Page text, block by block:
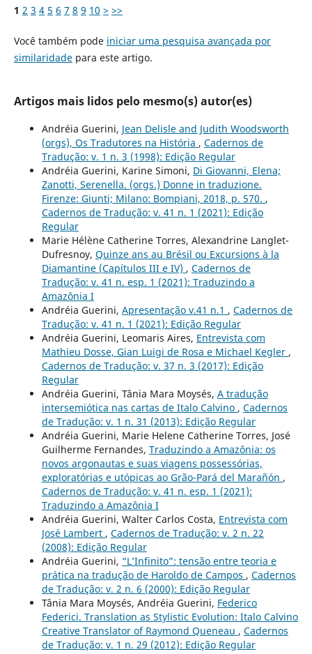
1 2 3 4 5 6 7 8 9 10 > >>
Você também pode iniciar uma pesquisa avançada por
similaridadepara este artigo.
Artigos mais lidos pelo mesmo(s) autor(es)
Andréia Guerini, Jean Delisle and Judith Woodsworth
(orgs), Os Tradutores na História , Cadernos de
Tradução: v. 1 n. 3 (1998): Edição Regular
Andréia Guerini, Karine Simoni, Di Giovanni, Elena;
Zanotti, Serenella. (orgs.) Donne in traduzione.
Firenze: Giunti; Milano: Bompiani, 2018, p. 570. ,
Cadernos de Tradução: v. 41 n. 1 (2021): Edição
Regular
Marie Hélène Catherine Torres, Alexandrine Langlet-
Dufresnoy, Quinze ans au Brésil ou Excursions à la
Diamantine (Capítulos III e IV) , Cadernos de
Tradução: v. 41 n. esp. 1 (2021): Traduzindo a
Amazônia I
Andréia Guerini, Apresentação v.41 n.1 , Cadernos de
Tradução: v. 41 n. 1 (2021): Edição Regular
Andréia Guerini, Leomaris Aires, Entrevista com
Mathieu Dosse, Gian Luigi de Rosa e Michael Kegler ,
Cadernos de Tradução: v. 37 n. 3 (2017): Edição
Regular
Andréia Guerini, Tânia Mara Moysés, A tradução
intersemiótica nas cartas de Italo Calvino , Cadernos
de Tradução: v. 1 n. 31 (2013): Edição Regular
Andréia Guerini, Marie Helene Catherine Torres, José
Guilherme Fernandes, Traduzindo a Amazônia: os
novos argonautas e suas viagens possessórias,
exploratórias e utópicas ao Grão-Pará del Marañón ,
Cadernos de Tradução: v. 41 n. esp. 1 (2021):
Traduzindo a Amazônia I
Andréia Guerini, Walter Carlos Costa, Entrevista com
José Lambert , Cadernos de Tradução: v. 2 n. 22
(2008): Edição Regular
Andréia Guerini, “L’Infinito”: tensão entre teoria e
prática na tradução de Haroldo de Campos , Cadernos
de Tradução: v. 2 n. 6 (2000): Edição Regular
Tânia Mara Moysés, Andréia Guerini, Federico
Federici. Translation as Stylistic Evolution: Italo Calvino
Creative Translator of Raymond Queneau , Cadernos
de Tradução: v. 1 n. 29 (2012): Edição Regular